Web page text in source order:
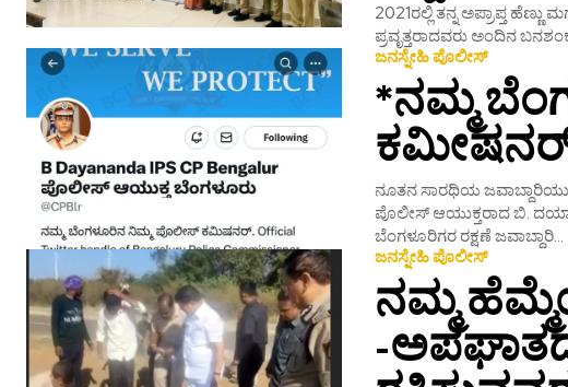
2021ರಲ್ಲಿ ತನ್ನ ಅಪ್ರಾಪ್ತ
ಪ್ರವೃತ್ತರಾದವರು ಅಂದಿನ
ಜನಸ್ನೇಹಿ ಪೊಲೀಸ್
*ನಮ್ಮ
ನೂತನ ಸಾರಥಿಯ
ಪೊಲೀಸ್ ಆಯುಕ್ತರಾದ ಬಿ.
ಬೆಂಗಳೂರಿಗರ ರಕ್ಷಣೆ ಜವಾಬ್ದಾರಿ...
ಜನಸ್ನೇಹಿ ಪೊಲೀಸ್
ನಮ್ಮ
-